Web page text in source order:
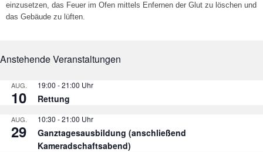
einzusetzen, das Feuer im Ofen mittels Enfernen der Glut zu löschen und
das Gebäude zu lüften.
Anstehende Veranstaltungen
AUG.
10
19:00 -21:00
Rettung
AUG.
29
10:30 -21:00
Ganztagesausbildung (anschließend
Kameradschaftsabend)